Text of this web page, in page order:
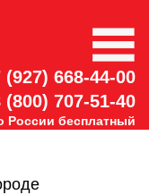
(927) 668-44-00
(800) 707-51-40
России бесплатный